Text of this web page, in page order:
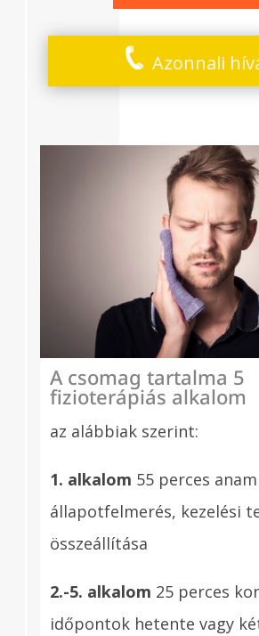
Azonnali
A csomag tartalma 5
fizioterápiás alkalom
az alábbiak szerint:
1. alkalom 55 perces
állapotfelmerés, kezelési
összeállítása
2.-5. alkalom 25 perces
időpontok hetente vagy